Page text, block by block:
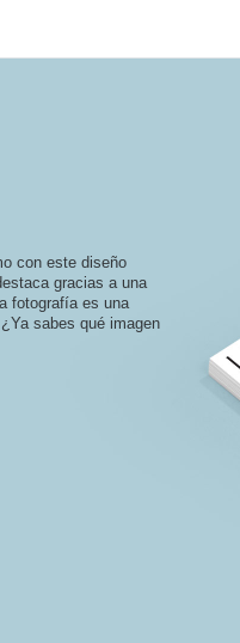
con este diseño
gracias a una
fotografía es una
sabes qué imagen